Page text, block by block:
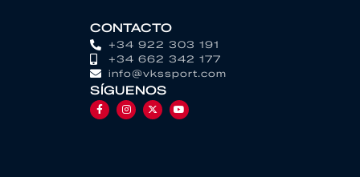
CONTACTO
+34 922 303 191
+34 662 342 177
info@vkssport.com
SÍGUENOS